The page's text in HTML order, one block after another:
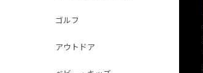
ゴルフ
アウトドア